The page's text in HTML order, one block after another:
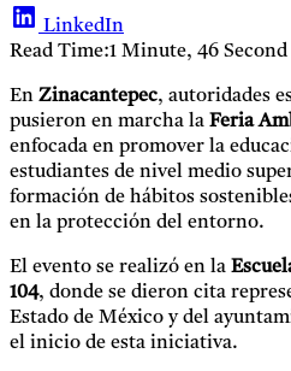
LinkedIn
Read Time:1 Minute, 46 Second
En Zinacantepec, autoridades
pusieron en marcha la Feria
enfocada en promover la
estudiantes de nivel medio
formación de hábitos
en la protección del entorno.
El evento se realizó en la
104, donde se dieron cita
Estado de México y del
el inicio de esta iniciativa.